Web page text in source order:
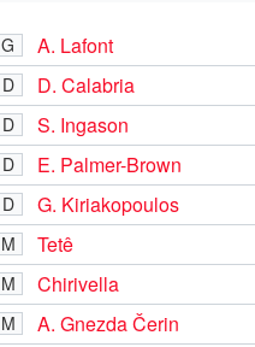
G
A. Lafont
D D. Calabria
D
S. Ingason
D
E. Palmer-Brown
D
G. Kiriakopoulos
M Tetê
M Chirivella
M A. Gnezda Čerin